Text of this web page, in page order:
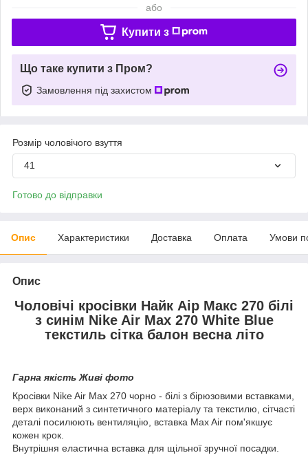
або
Купити з
Що таке купити з Пром?
Замовлення під захистом
Розмір чоловічого взуття
41
Готово до відправки
Опис Характеристики Доставка Оплата Умови
Опис
Чоловічі кросівки Найк Аір Макс 270 білі
з синім Nike Air Max 270 White Blue
текстиль сітка балон весна літо
Гарна якість Живі фото
Кросівки Nike Air Max 270 чорно - білі з бірюзовими вставками,
верх виконаний з синтетичного матеріалу та текстилю, сітчасті
деталі посилюють вентиляцію, вставка Max Air пом'якшує
кожен крок.
Внутрішня еластична вставка для щільної зручної посадки.